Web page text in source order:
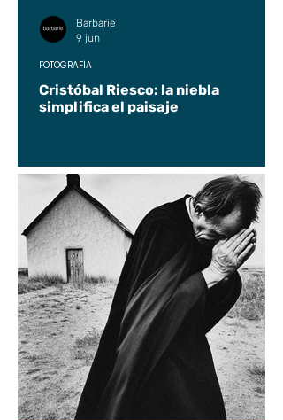
Cristóbal Riesco: la niebla
simplifica el paisaje
FOTOGRAFÍA
Barbarie
9 jun